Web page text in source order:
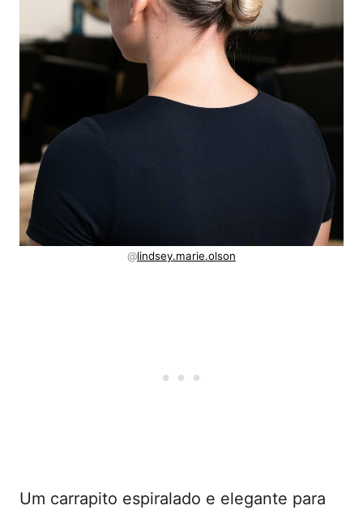
@lindsey.marie.olson
Um carrapito espiralado e elegante para